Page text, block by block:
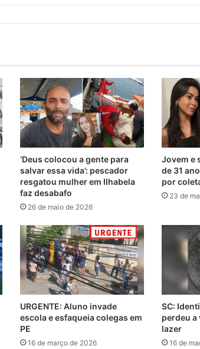
‘Deus colocou a gente para
salvar essa vida’: pescador
resgatou mulher em Ilhabela
faz desabafo
26 de maio de 2026
Jovem e
de 31
por
23 de
URGENTE: Aluno invade
escola e esfaqueia colegas em
PE
16 de março de 2026
SC:
perdeu a
lazer
16 de